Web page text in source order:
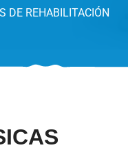
DE REHABILITACIÓN